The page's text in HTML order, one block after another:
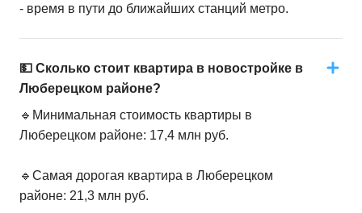
- время в пути до ближайших станций метро.
💵 Сколько стоит квартира в новостройке в
Люберецком районе?
🔹Минимальная стоимость квартиры в
Люберецком районе: 17,4 млн руб.
🔹Самая дорогая квартира в Люберецком
районе: 21,3 млн руб.